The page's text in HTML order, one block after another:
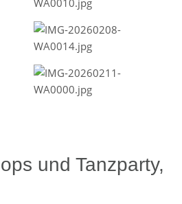
und Tanzparty,